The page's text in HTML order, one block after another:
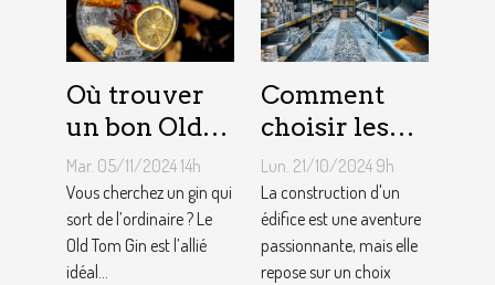
Où trouver
un bon Old
Tom Gin
artisanal ?
Mar. 05/11/2024 14h
Vous cherchez un gin qui
sort de l’ordinaire ? Le
Old Tom Gin est l’allié
idéal...
Comment
choisir les
matériaux de
construction
adaptés à
votre projet
Lun. 21/10/2024 9h
La construction d'un
édifice est une aventure
passionnante, mais elle
repose sur un choix